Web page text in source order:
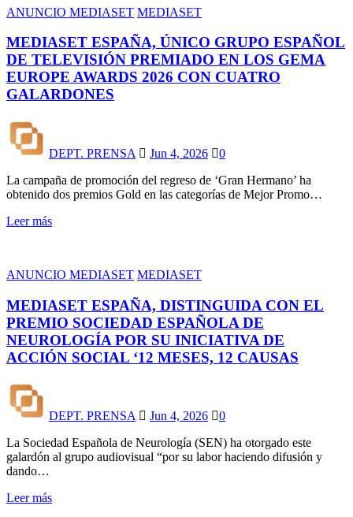
ANUNCIO MEDIASET MEDIASET
MEDIASET ESPAÑA, ÚNICO GRUPO ESPAÑOL
DE TELEVISIÓN PREMIADO EN LOS GEMA
EUROPE AWARDS 2026 CON CUATRO
GALARDONES
DEPT. PRENSA Jun 4, 2026
0
La campaña de promoción del regreso de ‘Gran Hermano’ ha
obtenido dos premios Gold en las categorías de Mejor Promo…
Leer más
ANUNCIO MEDIASET MEDIASET
MEDIASET ESPAÑA, DISTINGUIDA CON EL
PREMIO SOCIEDAD ESPAÑOLA DE
NEUROLOGÍA POR SU INICIATIVA DE
ACCIÓN SOCIAL ‘12 MESES, 12 CAUSAS
DEPT. PRENSA Jun 4, 2026
0
La Sociedad Española de Neurología (SEN) ha otorgado este
galardón al grupo audiovisual “por su labor haciendo difusión y
dando…
Leer más